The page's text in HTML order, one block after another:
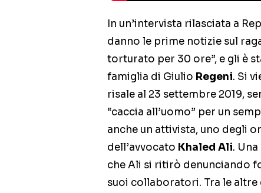
In un’intervista rilasciata a
danno le prime notizie sul
torturato per 30 ore”, e gli è
famiglia di Giulio Regeni. Si
risale al 23 settembre 2019,
“caccia all’uomo” per un
anche un attivista, uno degli
dell’avvocato Khaled Ali.
che Ali si ritirò denunciando
suoi collaboratori. Tra le altre